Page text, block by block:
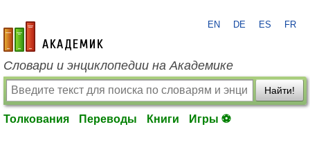
academic.ru
EN DE ES FR
Словари и энциклопедии на Академике
Найти!
Толкования Переводы Книги Игры ⚽